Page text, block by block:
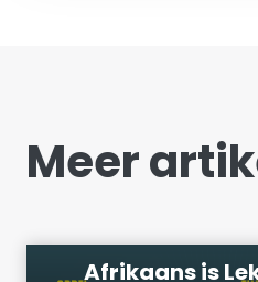
Meer
Afrikaans is